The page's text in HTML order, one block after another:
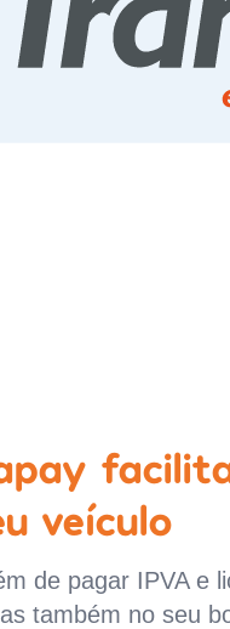
veículo
de pagar IPVA e
também no seu